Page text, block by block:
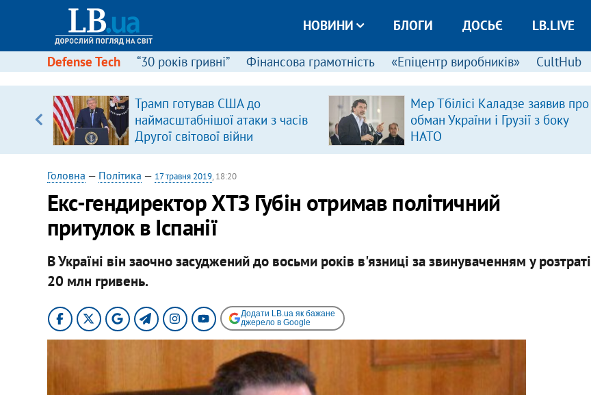
НОВИНИ БЛОГИ ДОСЬЄ LB.LIVE
Defense Tech “30 років гривні” Фінансова грамотність «Епіцентр виробників» CultHub
Трамп готував США до
наймасштабнішої атаки з часів
Другої світової війни
Мер Тбілісі Каладзе заявив про
обман України і Грузії з боку
НАТО
Головна — Політика — 17 травня 2019, 18:20
​Екс-гендиректор ХТЗ Губін отримав політичний
притулок в Іспанії
В Україні він заочно засуджений до восьми років в'язниці за звинуваченням у розтраті
20 млн гривень.
Додати LB.ua як бажане
джерело в Google